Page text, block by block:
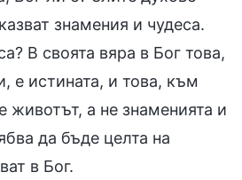
знамения и чудеса.
В своята вяра в Бог това,
е истината, и това, към
животът, а не знаменията и
да бъде целта на
в Бог.